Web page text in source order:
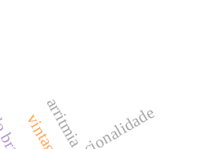
vintage
arritmia